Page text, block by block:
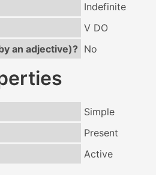
Indefinite
V DO
an adjective)? No
Simple
Present
Active